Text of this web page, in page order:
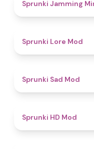
Sprunki Jamming
Sprunki Lore Mod
Sprunki Sad Mod
Sprunki HD Mod